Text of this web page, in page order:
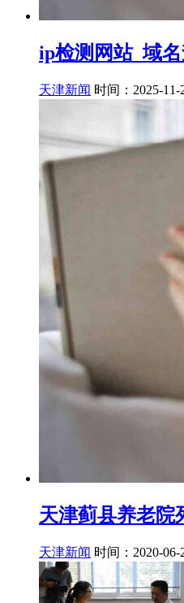
ip检测网站_域
天津新闻 时间：2025-11-
天津蓟县养老院
天津新闻 时间：2020-06-